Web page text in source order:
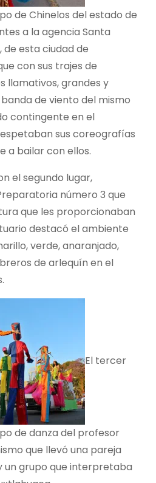
de Chinelos del estado de
a la agencia Santa
esta ciudad de
con sus trajes de
llamativos, grandes y
de viento del mismo
contingente en el
sus coreografías
a bailar con ellos.
el segundo lugar,
número 3 que
que les proporcionaban
destacó el ambiente
verde, anaranjado,
de arlequín en el
El tercer
de danza del profesor
que llevó una pareja
un grupo que interpretaba